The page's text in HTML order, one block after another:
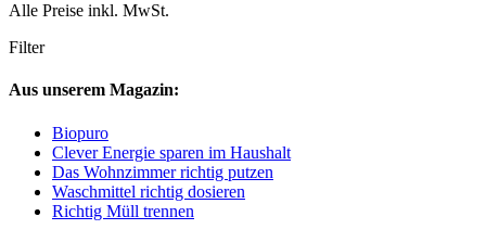
Alle Preise inkl. MwSt.
Filter
Aus unserem Magazin:
Biopuro
Clever Energie sparen im Haushalt
Das Wohnzimmer richtig putzen
Waschmittel richtig dosieren
Richtig Müll trennen